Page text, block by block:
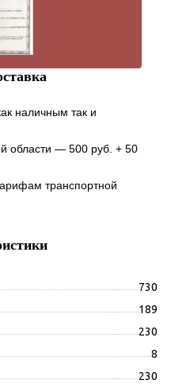
наличным так и
области — 500 руб. + 50
транспортной
730
189
230
8
230